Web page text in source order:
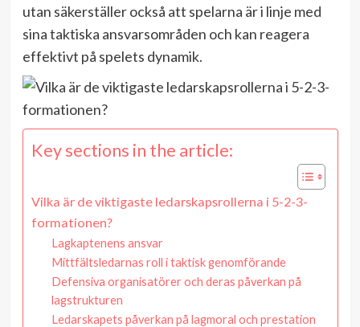
utan säkerställer också att spelarna är i linje med
sina taktiska ansvarsområden och kan reagera
effektivt på spelets dynamik.
Key sections in the article:
Vilka är de viktigaste ledarskapsrollerna i 5-2-3-
formationen?
Lagkaptenens ansvar
Mittfältsledarnas roll i taktisk genomförande
Defensiva organisatörer och deras påverkan på
lagstrukturen
Ledarskapets påverkan på lagmoral och prestation